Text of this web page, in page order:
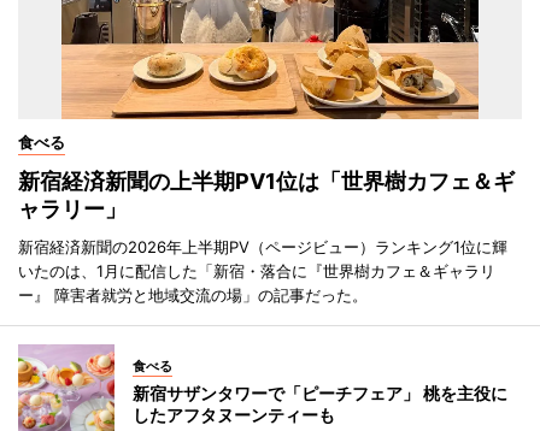
食べる
新宿経済新聞の上半期PV1位は「世界樹カフェ＆ギ
ャラリー」
新宿経済新聞の2026年上半期PV（ページビュー）ランキング1位に輝
いたのは、1月に配信した「新宿・落合に『世界樹カフェ＆ギャラリ
ー』 障害者就労と地域交流の場」の記事だった。
食べる
新宿サザンタワーで「ピーチフェア」 桃を主役に
したアフタヌーンティーも